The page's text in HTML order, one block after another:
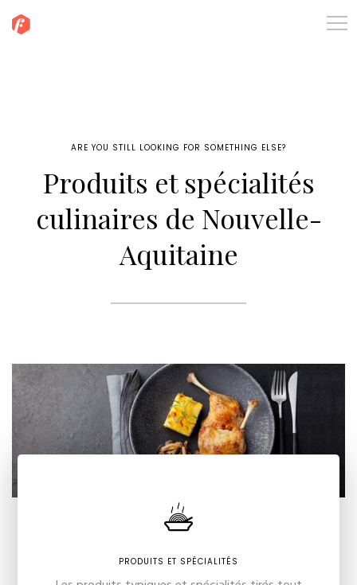
ARE YOU STILL LOOKING FOR SOMETHING ELSE?
Produits et spécialités
culinaires de Nouvelle-
Aquitaine
PRODUITS ET SPÉCIALITÉS